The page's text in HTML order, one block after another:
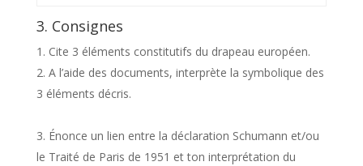
3. Consignes
Cite 3 éléments constitutifs du drapeau européen.
A l’aide des documents, interprète la symbolique des
3 éléments décris.
Énonce un lien entre la déclaration Schumann et/ou
le Traité de Paris de 1951 et ton interprétation du